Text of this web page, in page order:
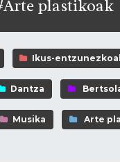
plastikoak
Ikus-
Dantza
Musika Arte